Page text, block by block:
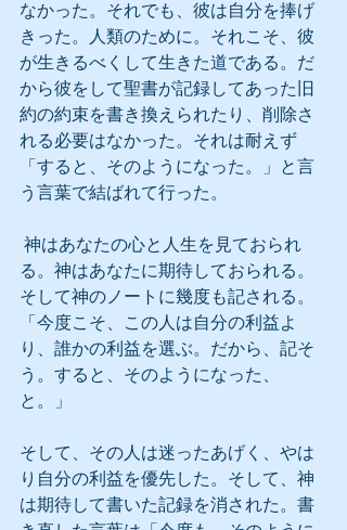
なかった。それでも、彼は自分を捧げ
きった。人類のために。それこそ、彼
が生きるべくして生きた道である。だ
から彼をして聖書が記録してあった旧
約の約束を書き換えられたり、削除さ
れる必要はなかった。それは耐えず
「すると、そのようになった。」と言
う言葉で結ばれて行った。
る。神はあなたに期待しておられる。
そして神のノートに幾度も記される。
「今度こそ、この人は自分の利益よ
り、誰かの利益を選ぶ。だから、記そ
う。すると、そのようになった、
と。」
そして、その人は迷ったあげく、やは
り自分の利益を優先した。そして、神
は期待して書いた記録を消された。書